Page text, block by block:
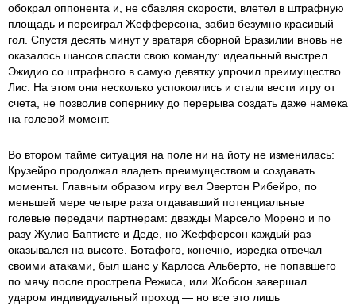
обокрал оппонента и, не сбавляя скорости, влетел в штрафную
площадь и переиграл Жефферсона, забив безумно красивый
гол. Спустя десять минут у вратаря сборной Бразилии вновь не
оказалось шансов спасти свою команду: идеальный выстрел
Эжидио со штрафного в самую девятку упрочил преимущество
Лис. На этом они несколько успокоились и стали вести игру от
счета, не позволив сопернику до перерыва создать даже намека
на голевой момент.
Во втором тайме ситуация на поле ни на йоту не изменилась:
Крузейро продолжал владеть преимуществом и создавать
моменты. Главным образом игру вел Эвертон Рибейро, по
меньшей мере четыре раза отдававший потенциальные
голевые передачи партнерам: дважды Марсело Морено и по
разу Жулио Баптисте и Деде, но Жефферсон каждый раз
оказывался на высоте. Ботафого, конечно, изредка отвечал
своими атаками, был шанс у Карлоса Альберто, не попавшего
по мячу после прострела Режиса, или Жобсон завершал
ударом индивидуальный проход — но все это лишь